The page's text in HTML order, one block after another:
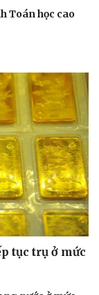
số
Toán học cao
tục trụ ở mức